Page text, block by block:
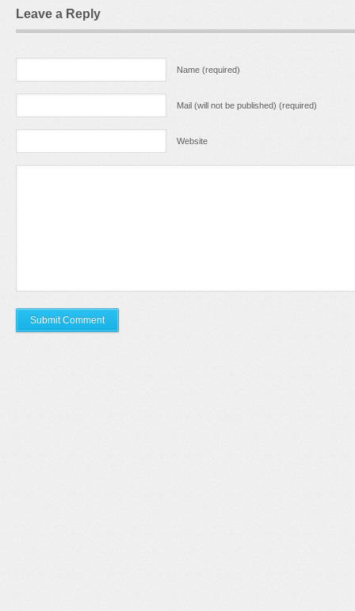
Leave a Reply
Name (required)
Mail (will not be published) (required)
Website